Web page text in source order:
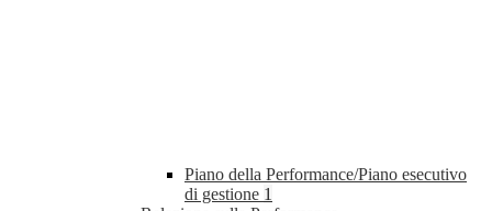
Piano della Performance/Piano esecutivo
di gestione 1